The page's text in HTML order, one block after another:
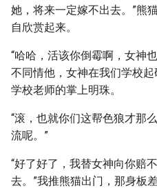
她，将来一定嫁不出去。”熊
自欣赏起来。
“哈哈，活该你倒霉啊，女神
不同情他，女神在我们学校
学校老师的掌上明珠。
“滚，也就你们这帮色狼才那
流呢。”
“好了好了，我替女神向你赔
去。”我推熊猫出门，那身板